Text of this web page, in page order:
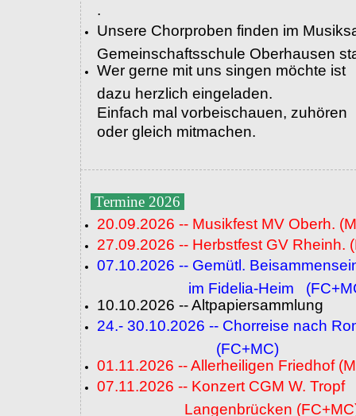
.
Unsere Chorproben finden im
Gemeinschaftsschule Oberhausen
Wer gerne mit uns singen möchte ist
dazu herzlich eingeladen.
Einfach mal vorbeischauen, zuhören
oder gleich mitmachen.
Termine 2026
20.09.2026 -- Musikfest MV Oberh.
27.09.2026 -- Herbstfest GV Rheinh.
07.10.2026 -- Gemütl.
im Fidelia-Heim
10.10.2026 -- Altpapiersammlung
24.- 30.10.2026 -- Chorreise nach
(FC+MC)
01.11.2026 -- Allerheiligen Friedhof
07.11.2026 -- Konzert CGM W. Tropf
Langenbrücken